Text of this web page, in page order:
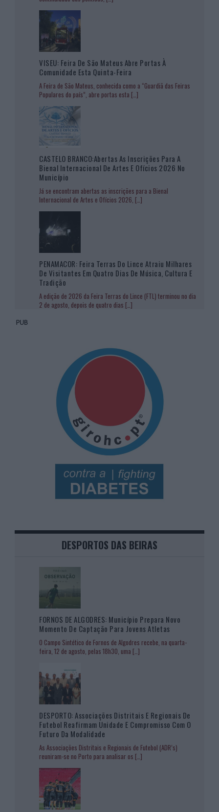
VISEU: Feira De São Mateus Abre Portas À
Comunidade Esta Quinta-Feira
A Feira de São Mateus, conhecida como a “Guardiã das Feiras
Populares do país”, abre portas esta […]
CASTELO BRANCO:Abertas As Inscrições Para A
Bienal Internacional De Artes E Ofícios 2026 No
Município
Já se encontram abertas as inscrições para a Bienal
Internacional de Artes e Ofícios 2026, […]
PENAMACOR: Feira Terras Do Lince Atraiu Milhares
De Visitantes Em Quatro Dias De Música, Cultura E
Tradição
A edição de 2026 da Feira Terras do Lince (FTL) terminou no dia
2 de agosto, depois de quatro dias […]
DESPORTOS DAS BEIRAS
FORNOS DE ALGODRES: Município Prepara Novo
Momento De Captação Para Jovens Atletas
O Campo Sintético de Fornos de Algodres recebe, na quarta-
feira, 12 de agosto, pelas 18h30, uma […]
DESPORTO: Associações Distritais E Regionais De
Futebol Reafirmam Unidade E Compromisso Com O
Futuro Da Modalidade
As Associações Distritais e Regionais de Futebol (ADR’s)
reuniram-se no Porto para analisar os […]